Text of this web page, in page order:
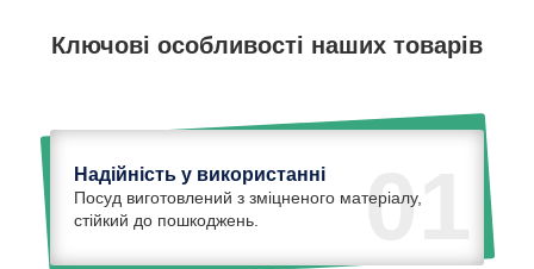
Ключові особливості наших товарів
01
Надійність у використанні
Посуд виготовлений з зміцненого матеріалу,
стійкий до пошкоджень.